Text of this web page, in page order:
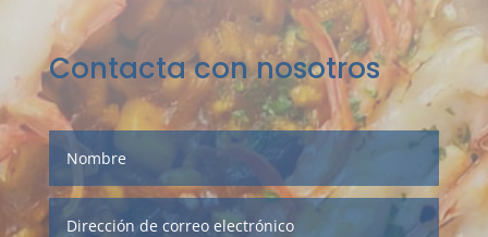
Contacta con nosotros